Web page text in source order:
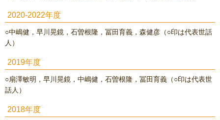
2020-2022年度
○中嶋健，早川晃鏡，石曽根隆，冨田育義，森健彦（○印は代表世話
人）
2019年度
○扇澤敏明，早川晃鏡，中嶋健，石曽根隆，冨田育義（○印は代表世
話人）
2018年度